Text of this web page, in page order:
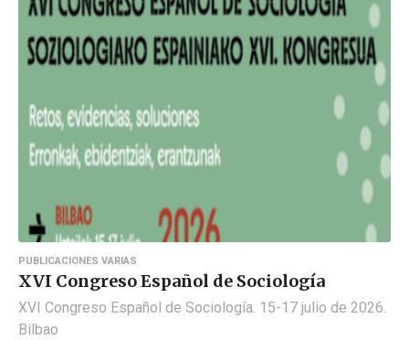
PUBLICACIONES VARIAS
XVI Congreso Español de Sociología
XVI Congreso Español de Sociología. 15-17 julio de 2026.
Bilbao